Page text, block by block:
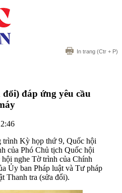
In trang (Ctr + P)
đáp ứng yêu cầu
trình Kỳ họp thứ 9, Quốc hội
của Phó Chủ tịch Quốc hội
nghe Tờ trình của Chính
Ủy ban Pháp luật và Tư pháp
Thanh tra (sửa đổi).